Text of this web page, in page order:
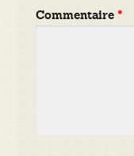
Commentaire*